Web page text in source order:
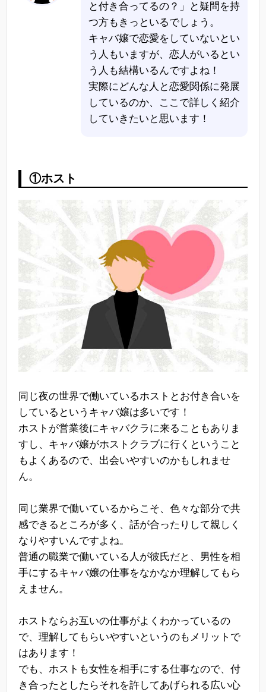
と付き合ってるの？」と疑問を持
つ方もきっといるでしょう。
キャバ嬢で恋愛をしていないとい
う人もいますが、恋人がいるとい
う人も結構いるんですよね！
実際にどんな人と恋愛関係に発展
しているのか、ここで詳しく紹介
していきたいと思います！
①ホスト
同じ夜の世界で働いているホストとお付き合いを
しているというキャバ嬢は多いです！
ホストが営業後にキャバクラに来ることもありま
すし、キャバ嬢がホストクラブに行くということ
もよくあるので、出会いやすいのかもしれませ
ん。
同じ業界で働いているからこそ、色々な部分で共
感できるところが多く、話が合ったりして親しく
なりやすいんですよね。
普通の職業で働いている人が彼氏だと、男性を相
手にするキャバ嬢の仕事をなかなか理解してもら
えません。
ホストならお互いの仕事がよくわかっているの
で、理解してもらいやすいというのもメリットで
はあります！
でも、ホストも女性を相手にする仕事なので、付
き合ったとしたらそれを許してあげられる広い心